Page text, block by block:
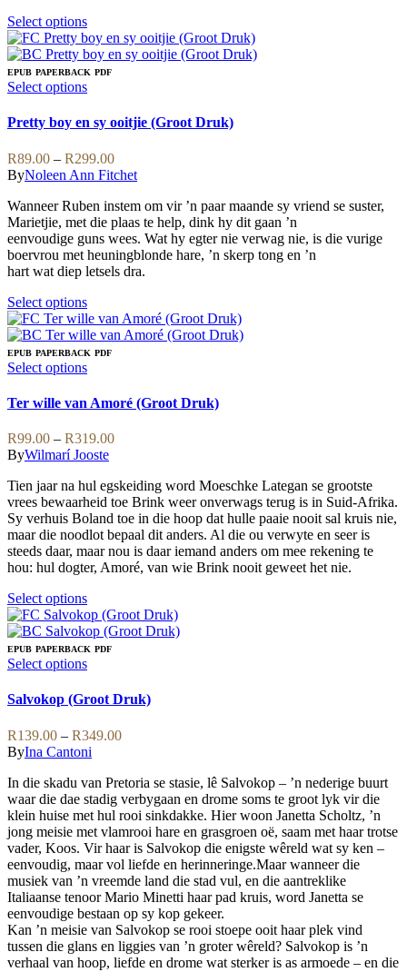
Select optionsThis
product
has
multiple
variants.
options
may
be
chosen
on
the
product
page
EPUB PAPERBACK PDF
Select optionsThis
has
multiple
variants.
The
options
may
be
chosen
on
the
page
Pretty boy en sy ooitjie (Groot Druk)
R89.00 – R299.00Price
range:
through
R299.00
ByNoleen Ann Fitchet
Wanneer Ruben instem om vir ’n paar maande sy vriend se suster,
Marietjie, met die plaas te help, dink hy dit gaan ’n
eenvoudige guns wees. Wat hy egter nie verwag nie, is die vurige
boervrou met heuningblonde hare, ’n skerp tong en ’n
hart wat diep letsels dra.
Select optionsThis
product
has
multiple
variants.
options
be
chosen
on
the
product
page
EPUB PAPERBACK PDF
Select optionsThis
has
variants.
The
options
may
be
chosen
on
the
product
page
Ter wille van Amoré (Groot Druk)
R99.00 – R319.00Price
through
R319.00
ByWilmarí Jooste
Tien jaar na hul egskeiding word Moeschke Lategan se grootste
vrees bewaarheid toe Brink weer onverwags terug is in Suid-Afrika.
Sy verhuis Boland toe in die hoop dat hulle paaie nooit sal kruis nie,
maar die noodlot bepaal dit anders. Al die ou verwyte en seer is
steeds daar, maar nou is daar iemand anders om mee rekening te
hou: hul dogter, Amoré, van wie Brink nooit geweet het nie.
Select optionsThis
product
has
multiple
variants.
options
be
chosen
on
the
product
page
EPUB PAPERBACK PDF
Select optionsThis
has
variants.
The
options
may
be
chosen
on
the
product
page
Salvokop (Groot Druk)
R139.00 – R349.00Price
through
R349.00
ByIna Cantoni
In die skadu van Pretoria se stasie, lê Salvokop – ’n nederige buurt
waar die dae stadig verbygaan en drome soms te groot lyk vir die
klein huise met hul rooi sinkdakke. Hier woon Janetta Scholtz, ’n
jong meisie met vlamrooi hare en grasgroen oë, saam met haar trotse
vader, Koos. Vir haar is Salvokop die enigste wêreld wat sy ken –
eenvoudig, maar vol liefde en herinneringe.Maar wanneer die
musiek van ’n vreemde land die stad vul, en die aantreklike
Italiaanse tenoor Mario Minetti haar pad kruis, word Janetta se
eenvoudige bestaan op sy kop gekeer.
Kan ’n meisie van Salvokop se rooi stoepe ooit haar plek vind
tussen die glans en liggies van ’n groter wêreld? Salvokop is ’n
verhaal van hoop, liefde en drome wat sterker is as armoede – en die